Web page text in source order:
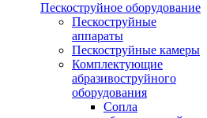
Пескоструйное оборудование
Пескоструйные
аппараты
Пескоструйные камеры
Комплектующие
абразивоструйного
оборудования
Сопла